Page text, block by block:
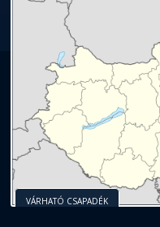
VÁRHATÓ CSAPADÉK